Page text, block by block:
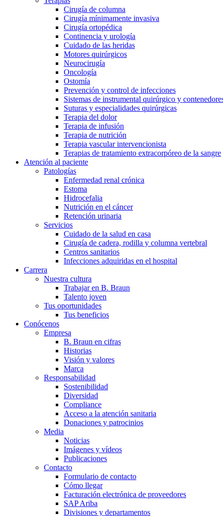
Catálogo de productos
Encuentra el producto que estás buscando. Visita el catálogo
Cuidado de la salud en casa
Cuidar de la salud en casa te ofrece la posibilidad de
Encuentra tu trabajo
Descubre tus oportunidades profesionales en B. Braun.
Contacto
En diálogo con B. Braun. Ponte en contacto con nosotros.
Cirugía de columna
Cirugía mínimamente invasiva
Cirugía ortopédica
Continencia y urología
Cuidado de las heridas
Motores quirúrgicos
Neurocirugía
Oncología
Ostomía
Prevención y control de infecciones
Sistemas de instrumental quirúrgico y
Suturas y especialidades quirúrgicas
Terapia del dolor
Terapia de infusión
Terapia de nutrición
Terapia vascular intervencionista
Terapias de tratamiento extracorpóreo de la sangre
Atención al paciente
Patologías
Enfermedad renal crónica
Estoma
Hidrocefalia
Nutrición en el cáncer
Retención urinaria
Servicios
Cuidado de la salud en casa
Cirugía de cadera, rodilla y columna vertebral
Centros sanitarios
Infecciones adquiridas en el hospital
Carrera
Nuestra cultura
Trabajar en B. Braun
Talento joven
Tus oportunidades
Tus beneficios
Conócenos
Empresa
B. Braun en cifras
Historias
Visión y valores
Marca
Responsabilidad
Sostenibilidad
Diversidad
Compliance
Acceso a la atención sanitaria
Donaciones y patrocinios
Media
Noticias
Imágenes y vídeos
Publicaciones
Contacto
Formulario de contacto
Cómo llegar
Facturación electrónica de proveedores
SAP Ariba
Divisiones y departamentos